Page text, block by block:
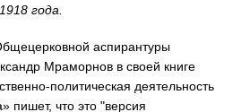
года.
аспирантуры
Мраморнов в своей книге
политическая деятельность
пишет, что это "версия